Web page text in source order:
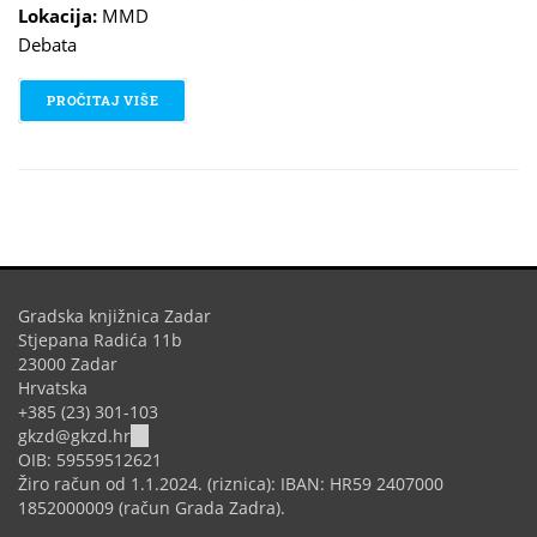
Lokacija: MMD
Debata
PROČITAJ VIŠE
Gradska knjižnica Zadar
Stjepana Radića 11b
23000 Zadar
Hrvatska
+385 (23) 301-103
gkzd@gkzd.hr
sends
e-
mail)
OIB: 59559512621
Žiro račun od 1.1.2024. (riznica): IBAN: HR59 2407000
1852000009 (račun Grada Zadra).